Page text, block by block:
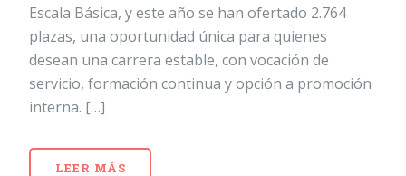
Escala Básica, y este año se han ofertado 2.764
plazas, una oportunidad única para quienes
desean una carrera estable, con vocación de
servicio, formación continua y opción a promoción
interna. […]
LEER MÁS